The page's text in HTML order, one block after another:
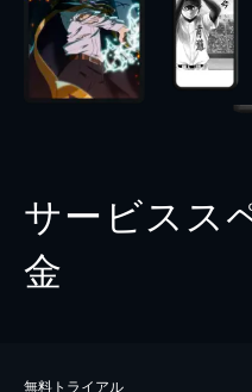
サービスス
金
無料トライアル